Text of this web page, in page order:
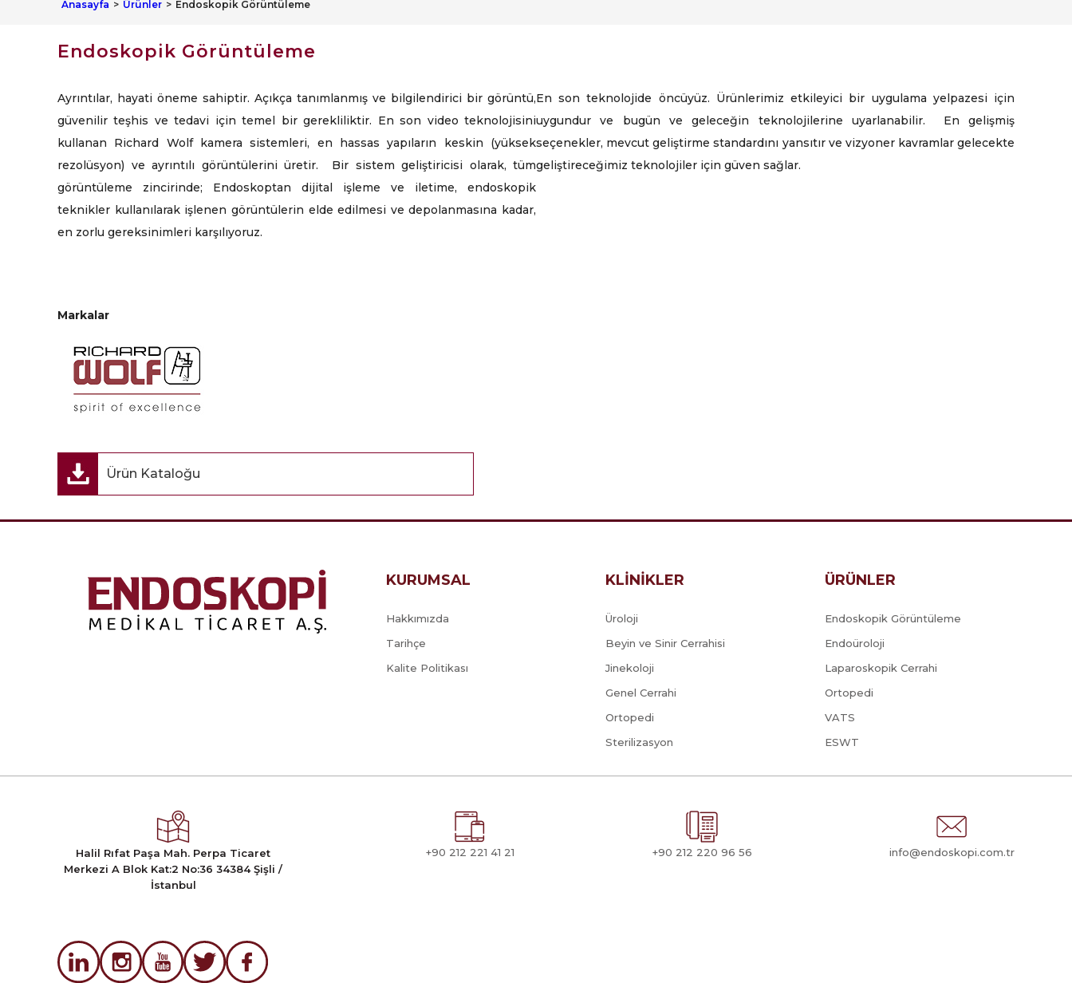
Anasayfa Ürünler Endoskopik Görüntüleme
Endoskopik Görüntüleme
Ayrıntılar, hayati öneme sahiptir. Açıkça tanımlanmış ve bilgilendirici bir görüntü,
güvenilir teşhis ve tedavi için temel bir gerekliliktir. En son video teknolojisini
kullanan Richard Wolf kamera sistemleri, en hassas yapıların keskin (yüksek
rezolüsyon) ve ayrıntılı görüntülerini üretir. Bir sistem geliştiricisi olarak, tüm
görüntüleme zincirinde; Endoskoptan dijital işleme ve iletime, endoskopik
teknikler kullanılarak işlenen görüntülerin elde edilmesi ve depolanmasına kadar,
en zorlu gereksinimleri karşılıyoruz.
En son teknolojide öncüyüz. Ürünlerimiz etkileyici bir uygulama yelpazesi için
uygundur ve bugün ve geleceğin teknolojilerine uyarlanabilir. En gelişmiş
seçenekler, mevcut geliştirme standardını yansıtır ve vizyoner kavramlar gelecekte
geliştireceğimiz teknolojiler için güven sağlar.
Markalar
Ürün Kataloğu
KURUMSAL
Hakkımızda
Tarihçe
Kalite Politikası
KLİNİKLER
Üroloji
Beyin ve Sinir Cerrahisi
Jinekoloji
Genel Cerrahi
Ortopedi
Sterilizasyon
ÜRÜNLER
Endoskopik Görüntüleme
Endoüroloji
Laparoskopik Cerrahi
Ortopedi
VATS
ESWT
Halil Rıfat Paşa Mah. Perpa Ticaret
Merkezi A Blok Kat:2 No:36 34384 Şişli /
İstanbul
+90 212 221 41 21 +90 212 220 96 56 info@endoskopi.com.tr